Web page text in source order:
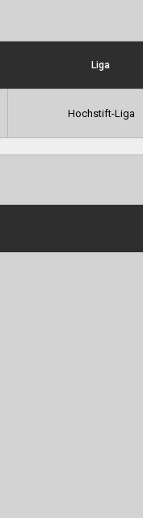
Liga
Hochstift-Liga